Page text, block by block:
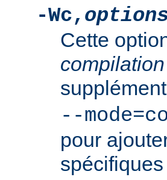
-Wc,
Cette
compilation
--
pour